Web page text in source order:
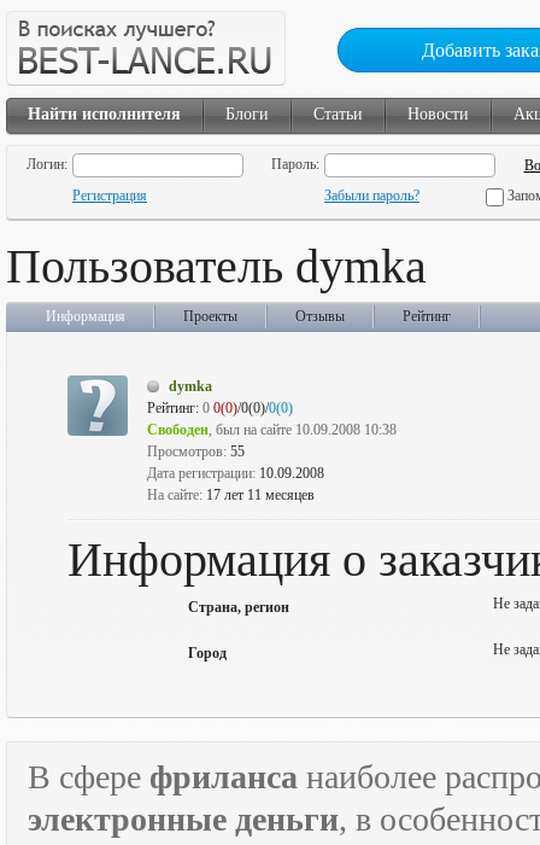
Добавить
Найти исполнителя Блоги Статьи Новости
Логин:
Пароль:
Регистрация
Забыли пароль?
Пользователь dymka
Информация Проекты Отзывы Рейтинг
dymka
Рейтинг: 0 0(0)/0(0)/0(0)
Свободен, был на сайте 10.09.2008 10:38
Просмотров: 55
Дата регистрации: 10.09.2008
На сайте: 17 лет 11 месяцев
Информация о
Страна, регион Не
Город Не
В сфере фриланса наиболее
электронные деньги, в